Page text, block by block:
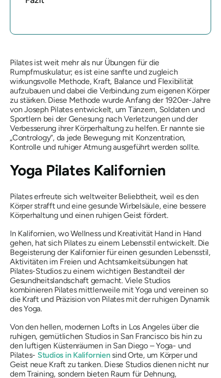
Pilates ist weit mehr als nur Übungen für die
Rumpfmuskulatur; es ist eine sanfte und zugleich
wirkungsvolle Methode, Kraft, Balance und Flexibilität
aufzubauen und dabei die Verbindung zum eigenen Körper
zu stärken. Diese Methode wurde Anfang der 1920er-Jahre
von Joseph Pilates entwickelt, um Tänzern, Soldaten und
Sportlern bei der Genesung nach Verletzungen und der
Verbesserung ihrer Körperhaltung zu helfen. Er nannte sie
„Contrology“, da jede Bewegung mit Konzentration,
Kontrolle und ruhiger Atmung ausgeführt werden sollte.
Yoga Pilates Kalifornien
Pilates erfreute sich weltweiter Beliebtheit, weil es den
Körper strafft und eine gesunde Wirbelsäule, eine bessere
Körperhaltung und einen ruhigen Geist fördert.
In Kalifornien, wo Wellness und Kreativität Hand in Hand
gehen, hat sich Pilates zu einem Lebensstil entwickelt. Die
Begeisterung der Kalifornier für einen gesunden Lebensstil,
Aktivitäten im Freien und Achtsamkeitsübungen hat
Pilates-Studios zu einem wichtigen Bestandteil der
Gesundheitslandschaft gemacht. Viele Studios
kombinieren Pilates mittlerweile mit Yoga und vereinen so
die Kraft und Präzision von Pilates mit der ruhigen Dynamik
des Yoga.
Von den hellen, modernen Lofts in Los Angeles über die
ruhigen, gemütlichen Studios in San Francisco bis hin zu
den luftigen Küstenräumen in San Diego – Yoga- und
Pilates- Studios in Kaliforniensind Orte, um Körper und
Geist neue Kraft zu tanken. Diese Studios dienen nicht nur
dem Training, sondern bieten Raum für Dehnung,